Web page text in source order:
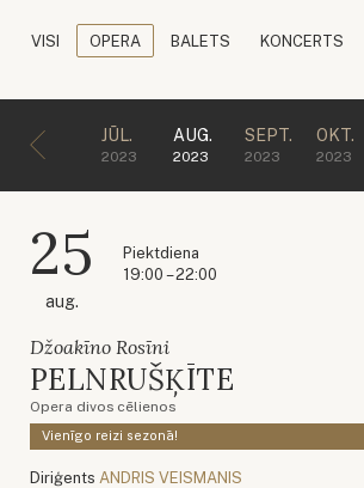
VISI OPERA BALETS KONCERTS
JŪL.
2023
AUG.
2023
SEPT.
2023
OKT.
2023
25
aug.
Piektdiena
19:00 – 22:00
Džoakīno Rosīni
PELNRUŠĶĪTE
Opera divos cēlienos
Vienīgo reizi sezonā!
Diriģents ANDRIS VEISMANIS